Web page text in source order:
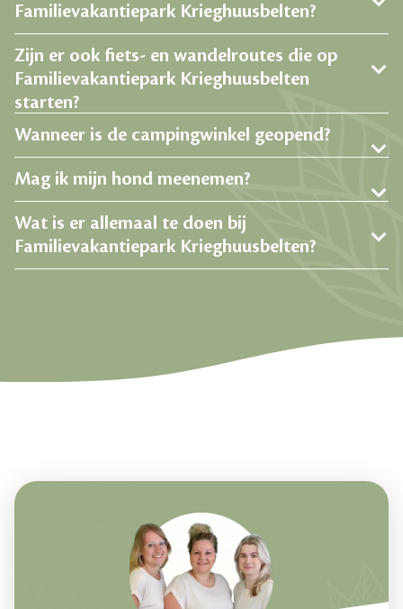
Familievakantiepark Krieghuusbelten?
Zijn er ook fiets- en wandelroutes die op
Familievakantiepark Krieghuusbelten
starten?
Wanneer is de campingwinkel geopend?
Mag ik mijn hond meenemen?
Wat is er allemaal te doen bij
Familievakantiepark Krieghuusbelten?